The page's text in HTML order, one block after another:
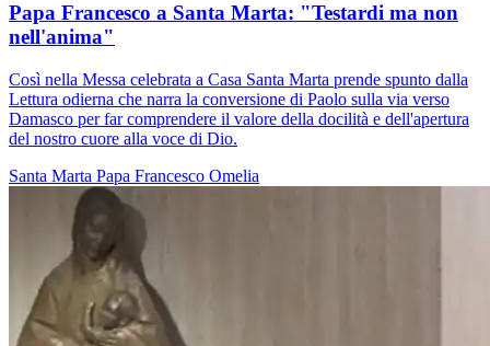
Papa Francesco a Santa Marta: "Testardi ma non
nell'anima"
Così nella Messa celebrata a Casa Santa Marta prende spunto dalla
Lettura odierna che narra la conversione di Paolo sulla via verso
Damasco per far comprendere il valore della docilità e dell'apertura
del nostro cuore alla voce di Dio.
Santa Marta Papa Francesco Omelia